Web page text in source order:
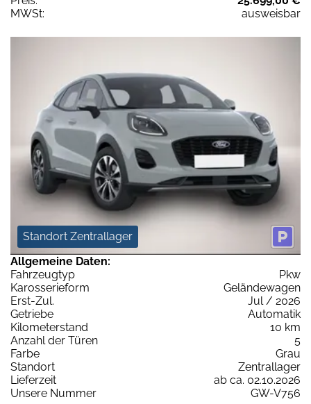
MWSt:
ausweisbar
Standort Zentrallager
Allgemeine Daten:
Fahrzeugtyp
Pkw
Karosserieform
Geländewagen
Erst-Zul.
Jul / 2026
Getriebe
Automatik
Kilometerstand
10 km
Anzahl der Türen
5
Farbe
Grau
Standort
Zentrallager
Lieferzeit
ab ca. 02.10.2026
Unsere Nummer
GW-V756